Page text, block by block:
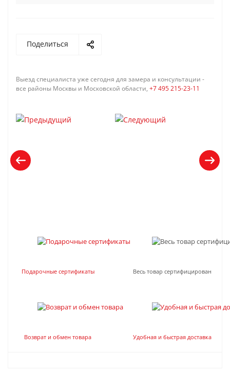
Поделиться
Выезд специалиста уже сегодня для замера и консультации -
все районы Москвы и Московской области, +7 495 215-23-11
Подарочные сертификаты Весь товар сертифицирован
Возврат и обмен товара Удобная и быстрая доставка